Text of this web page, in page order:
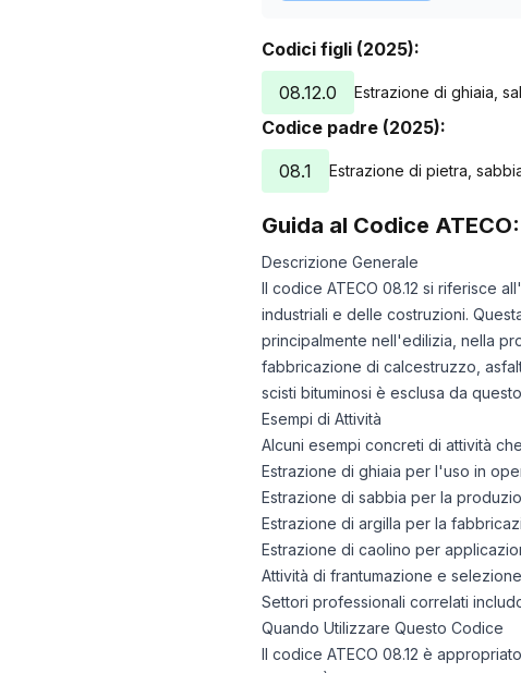
Codici figli (2025):
08.12.0
Estrazione di ghiaia,
Codice padre (2025):
08.1
Estrazione di pietra,
Guida al Codice ATECO:
Descrizione Generale
Il codice ATECO 08.12 si riferisce
industriali e delle costruzioni.
principalmente nell'edilizia, nella
fabbricazione di calcestruzzo,
scisti bituminosi è esclusa da
Esempi di Attività
Alcuni esempi concreti di attività
Estrazione di ghiaia per l'uso in
Estrazione di sabbia per la
Estrazione di argilla per la
Estrazione di caolino per
Attività di frantumazione e
Settori professionali correlati
Quando Utilizzare Questo Codice
Il codice ATECO 08.12 è